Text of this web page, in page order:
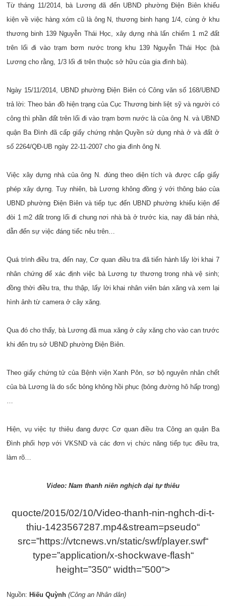
Từ tháng 11/2014, bà Lương đã đến UBND phường Điện Biên khiếu
kiện về việc hàng xóm cũ là ông N, thương binh hạng 1/4, cùng ở khu
thương binh 139 Nguyễn Thái Học, xây dựng nhà lấn chiếm 1 m2 đất
trên lối đi vào trạm bơm nước trong khu 139 Nguyễn Thái Học (bà
Lương cho rằng, 1/3 lối đi trên thuộc sở hữu của gia đình bà).
Ngày 15/11/2014, UBND phường Điện Biên có Công văn số 168/UBND
trả lời: Theo bản đồ hiện trạng của Cục Thương binh liệt sỹ và người có
công thì phần đất trên lối đi vào trạm bơm nước là của ông N. và UBND
quận Ba Đình đã cấp giấy chứng nhận Quyền sử dụng nhà ở và đất ở
số 2264/QĐ-UB ngày 22-11-2007 cho gia đình ông N.
Việc xây dựng nhà của ông N. đúng theo diện tích và được cấp giấy
phép xây dựng. Tuy nhiên, bà Lương không đồng ý với thông báo của
UBND phường Điện Biên và tiếp tục đến UBND phường khiếu kiện để
đòi 1 m2 đất trong lối đi chung nơi nhà bà ở trước kia, nay đã bán nhà,
dẫn đến sự việc đáng tiếc nêu trên…
Quá trình điều tra, đến nay, Cơ quan điều tra đã tiến hành lấy lời khai 7
nhân chứng để xác định việc bà Lương tự thương trong nhà vệ sinh;
đồng thời điều tra, thu thập, lấy lời khai nhân viên bán xăng và xem lại
hình ảnh từ camera ở cây xăng.
Qua đó cho thấy, bà Lương đã mua xăng ở cây xăng cho vào can trước
khi đến trụ sở UBND phường Điện Biên.
Theo giấy chứng tử của Bệnh viện Xanh Pôn, sơ bộ nguyên nhân chết
của bà Lương là do sốc bỏng không hồi phục (bỏng đường hô hấp trong)
…
Hiện, vụ việc tự thiêu đang được Cơ quan điều tra Công an quận Ba
Đình phối hợp với VKSND và các đơn vị chức năng tiếp tục điều tra,
làm rõ…
Video: Nam thanh niên nghịch dại tự thiêu
quocte/2015/02/10/Video-thanh-nin-nghch-di-t-
thiu-1423567287.mp4&stream=pseudo“
src=”https://vtcnews.vn/static/swf/player.swf“
type=”application/x-shockwave-flash“
height=”350“ width=”500“>
Nguồn: Hiếu Quỳnh (Công an Nhân dân)